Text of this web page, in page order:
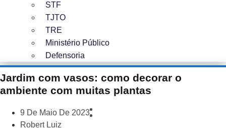
STF
TJTO
TRE
Ministério Público
Defensoria
Jardim com vasos: como decorar o
ambiente com muitas plantas
9 De Maio De 2023
Robert Luiz